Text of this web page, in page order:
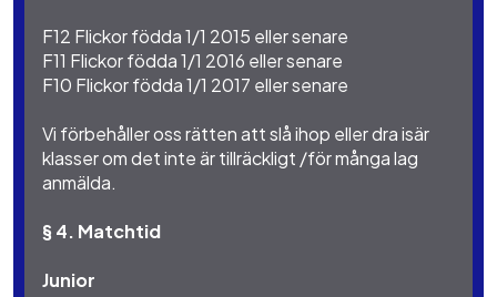
F12 Flickor födda 1/1 2015 eller senare
F11 Flickor födda 1/1 2016 eller senare
F10 Flickor födda 1/1 2017 eller senare
Vi förbehåller oss rätten att slå ihop eller dra isär
klasser om det inte är tillräckligt /för många lag
anmälda.
§ 4. Matchtid
Junior